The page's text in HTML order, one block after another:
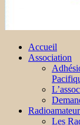
Accueil
Association
Les